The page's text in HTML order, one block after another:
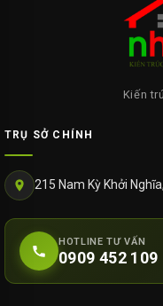
Kiến
TRỤ SỞ CHÍNH
215 Nam Kỳ Khởi
HOTLINE TƯ VẤN
0909 452 109